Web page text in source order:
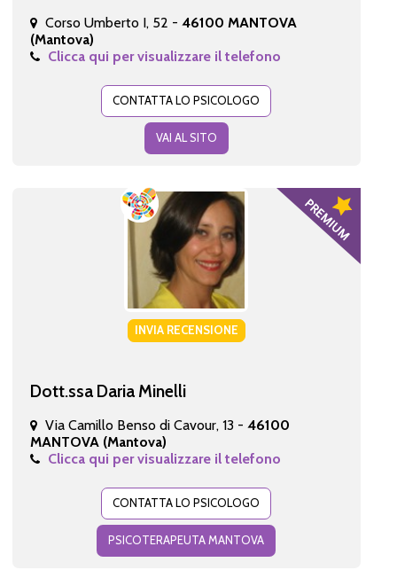
Corso Umberto I, 52 - 46100 MANTOVA
(Mantova)
Clicca qui per visualizzare il telefono
CONTATTA LO PSICOLOGO
VAI AL SITO
INVIA RECENSIONE
Dott.ssa Daria Minelli
Via Camillo Benso di Cavour, 13 - 46100
MANTOVA (Mantova)
Clicca qui per visualizzare il telefono
CONTATTA LO PSICOLOGO
PSICOTERAPEUTA MANTOVA